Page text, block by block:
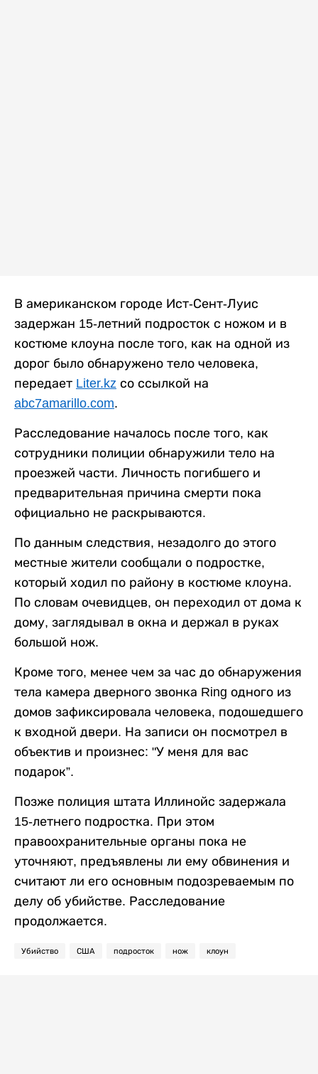
В американском городе Ист-Сент-Луис
задержан 15-летний подросток с ножом и в
костюме клоуна после того, как на одной из
дорог было обнаружено тело человека,
передает Liter.kz со ссылкой на
abc7amarillo.com.
Расследование началось после того, как
сотрудники полиции обнаружили тело на
проезжей части. Личность погибшего и
предварительная причина смерти пока
официально не раскрываются.
По данным следствия, незадолго до этого
местные жители сообщали о подростке,
который ходил по району в костюме клоуна.
По словам очевидцев, он переходил от дома к
дому, заглядывал в окна и держал в руках
большой нож.
Кроме того, менее чем за час до обнаружения
тела камера дверного звонка Ring одного из
домов зафиксировала человека, подошедшего
к входной двери. На записи он посмотрел в
объектив и произнес: "У меня для вас
подарок”.
Позже полиция штата Иллинойс задержала
15-летнего подростка. При этом
правоохранительные органы пока не
уточняют, предъявлены ли ему обвинения и
считают ли его основным подозреваемым по
делу об убийстве. Расследование
продолжается.
Убийство США подросток нож клоун